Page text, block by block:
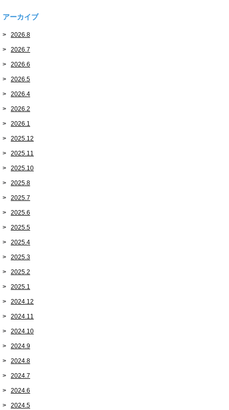
アーカイブ
2026.8
2026.7
2026.6
2026.5
2026.4
2026.2
2026.1
2025.12
2025.11
2025.10
2025.8
2025.7
2025.6
2025.5
2025.4
2025.3
2025.2
2025.1
2024.12
2024.11
2024.10
2024.9
2024.8
2024.7
2024.6
2024.5